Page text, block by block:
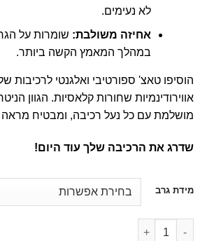
לא נעימים.
אחיזה משולבת: שומרות על
במהלך המאמץ הקשה ביותר.
הוסיפו טאצ' ספורטיבי ואלגנטי לרכיבות
אווירודינמיות שחורות קלאסיות. הגוון
מושלמת עם כל נעל רכיבה, ומבטיח
שדרג את הרכיבה שלך עוד היום!
מידת גרב
לתוכן
דילוג לתוכן